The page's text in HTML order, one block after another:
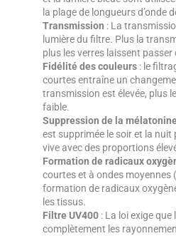
la plage de longueurs d’onde
Transmission : La
lumière du filtre. Plus la
plus les verres laissent passer
Fidélité des couleurs : le
courtes entraîne un
transmission est élevée, plus
faible.
Suppression de la
est supprimée le soir et la nuit
vive avec des proportions
Formation de radicaux
courtes et à ondes moyennes
formation de radicaux
les tissus.
Filtre UV400 : La loi exige
complètement les